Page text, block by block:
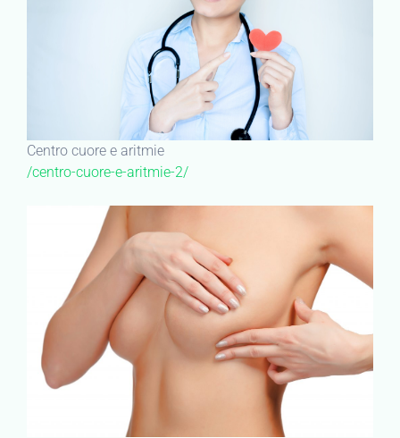
Centro cuore e aritmie
/centro-cuore-e-aritmie-2/